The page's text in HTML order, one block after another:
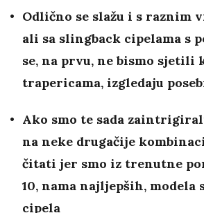
Odlično se slažu i s raznim
ali sa slingback cipelama s
se, na prvu, ne bismo
trapericama, izgledaju
Ako smo te sada
na neke drugačije
čitati jer smo iz trenutne
10, nama najljepših, modela
cipela